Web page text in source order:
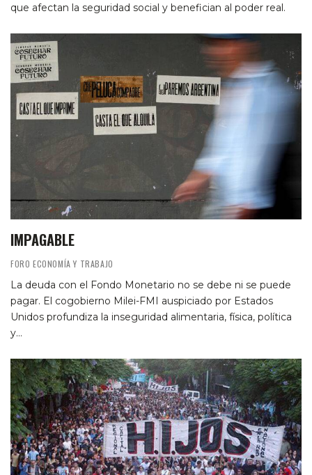
que afectan la seguridad social y benefician al poder real.
IMPAGABLE
FORO ECONOMÍA Y TRABAJO
La deuda con el Fondo Monetario no se debe ni se puede
pagar. El cogobierno Milei-FMI auspiciado por Estados
Unidos profundiza la inseguridad alimentaria, física, política
y…